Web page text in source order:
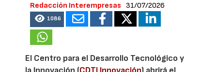
Redacción Interempresas 31/07/2026
1086
El Centro para el Desarrollo Tecnológico y